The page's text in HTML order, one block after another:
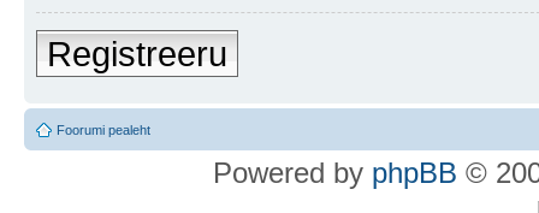
Registreeru
Foorumi pealeht
Powered by phpBB ©